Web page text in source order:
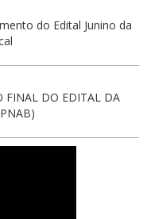
do Edital Junino da
FINAL DO EDITAL DA